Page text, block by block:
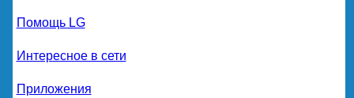
Помощь LG
Интересное в сети
Приложения